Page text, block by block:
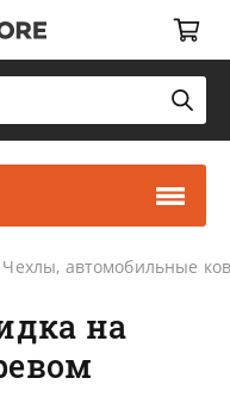
Чехлы, автомобильные
на